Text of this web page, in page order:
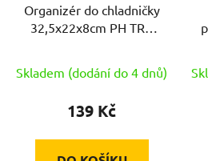
Organizér do chladničky
32,5x22x8cm PH TRA
Skladem (dodání do 4 dnů)
139 Kč